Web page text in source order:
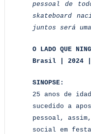
pessoal de
skateboard
juntos será
O LADO QUE
Brasil | 2024 |
SINOPSE:
25 anos de
sucedido a
pessoal,
social em